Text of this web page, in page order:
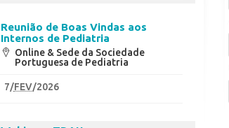
Reunião de Boas Vindas aos
Internos de Pediatria
Online & Sede da Sociedade
Portuguesa de Pediatria
7/FEV/2026